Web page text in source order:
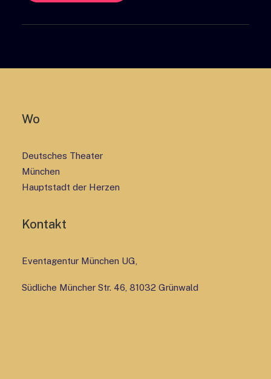
Wo
Deutsches Theater
München
Hauptstadt der Herzen
Kontakt
Eventagentur München UG,
Südliche Müncher Str. 46, 81032 Grünwald